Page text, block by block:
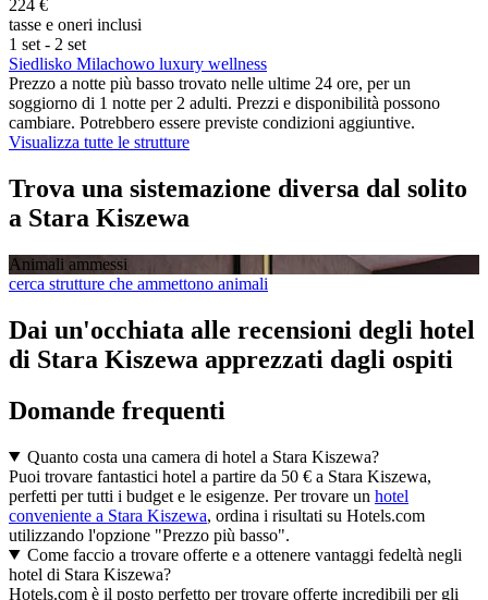
224 €
tasse e oneri inclusi
1 set - 2 set
Siedlisko Milachowo luxury wellness
Prezzo a notte più basso trovato nelle ultime 24 ore, per un
soggiorno di 1 notte per 2 adulti. Prezzi e disponibilità possono
cambiare. Potrebbero essere previste condizioni aggiuntive.
Visualizza tutte le strutture
Trova una sistemazione diversa dal solito
a Stara Kiszewa
Animali ammessi
cerca strutture che ammettono animali
Dai un'occhiata alle recensioni degli hotel
di Stara Kiszewa apprezzati dagli ospiti
Domande frequenti
Quanto costa una camera di hotel a Stara Kiszewa?
Puoi trovare fantastici hotel a partire da 50 € a Stara Kiszewa,
perfetti per tutti i budget e le esigenze. Per trovare un hotel
conveniente a Stara Kiszewa, ordina i risultati su Hotels.com
utilizzando l'opzione "Prezzo più basso".
Come faccio a trovare offerte e a ottenere vantaggi fedeltà negli
hotel di Stara Kiszewa?
Hotels.com è il posto perfetto per trovare offerte incredibili per gli